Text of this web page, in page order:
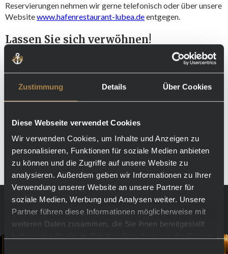
Zustimmung Details Über Cookies
Diese Webseite verwendet Cookies
Wir verwenden Cookies, um Inhalte und Anzeigen zu
personalisieren, Funktionen für soziale Medien anbieten
zu können und die Zugriffe auf unsere Website zu
analysieren. Außerdem geben wir Informationen zu Ihrer
Verwendung unserer Website an unsere Partner für
soziale Medien, Werbung und Analysen weiter. Unsere
Partner führen diese Informationen möglicherweise mit
weiteren Daten zusammen, die Sie ihnen bereitgestellt
Reservierungen nehmen wir gerne telefonisch oder über unsere
Websitewww.hafenrestaurant-lubea.deentgegen.
Lassen Sie sich verwöhnen!
Gönnen Sie sich einen unvergesslichen Start in den Tag und
feiern Sie den Genuss in seiner schönsten Form. Wir freuen uns
LuBea willkommen zu heißen!
Blogeinträge